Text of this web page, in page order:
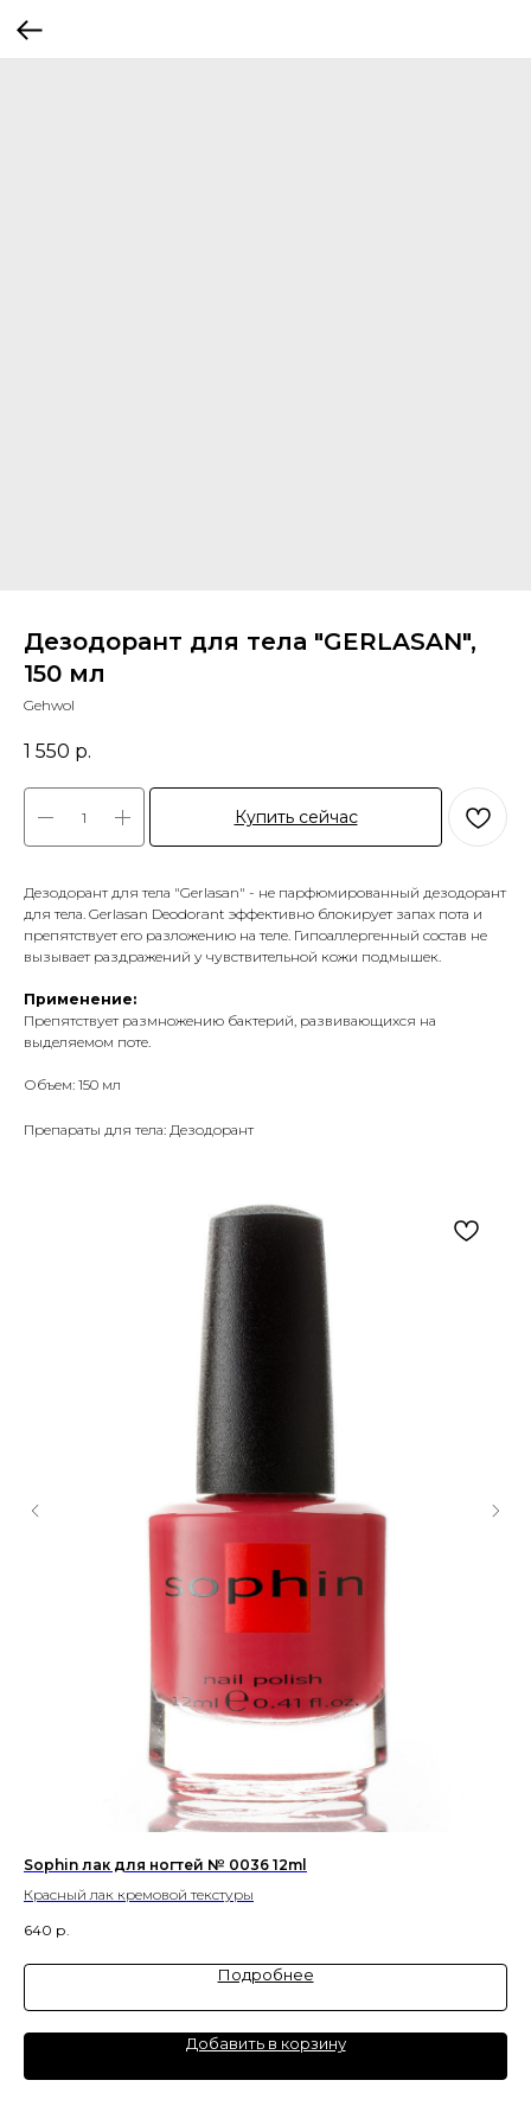
Дезодорант для тела "GERLASAN",
150 мл
Gehwol
1 550 р.
Купить сейчас
Дезодорант для тела "Gerlasan" - не парфюмированный дезодорант
для тела. Gerlasan Deodorant эффективно блокирует запах пота и
препятствует его разложению на теле. Гипоаллергенный состав не
вызывает раздражений у чувствительной кожи подмышек.
Применение:
Препятствует размножению бактерий, развивающихся на
выделяемом поте.
Объем: 150 мл
Препараты для тела: Дезодорант
Sophin лак для ногтей № 0036 12ml
Красный лак кремовой текстуры
640 р.
Подробнее
Добавить в корзину